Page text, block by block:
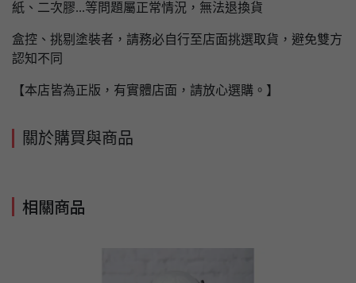
紙、二次膠...等問題屬正常情況，無法退換貨
盒控、挑剔塗裝者，請務必自行至店面挑選取貨，避免雙方
認知不同
【本店皆為正版，有實體店面，請放心選購。】
關於購買與商品
相關商品